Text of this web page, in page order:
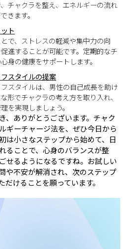
チャクラを整え、エネルギーの流れ
きます。
ト
で、ストレスの軽減や集中力の向
進することが可能です。定期的なチ
身の健康をサポートします。
スタイルの提案
スタイルは、男性の自己成長を助け
形でチャクラの考え方を取り入れ、
を実現しましょう。
、ありがとうございます。チャク
ギーチャージ法を、ぜひ今日から
は小さなステップから始めて、日
ることで、心身のバランスが整
せるようになるですね。お試しい
や不安が解消され、次のステップ
けることを願っています。